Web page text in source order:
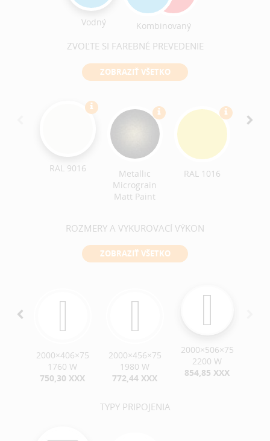
Vodný Kombinovaný
ZVOĽTE SI FAREBNÉ PREVEDENIE
ZOBRAZIŤ VŠETKO
RAL 9016
Metallic
Micrograin
Matt Paint
RAL 1016
ROZMERY A VYKUROVACÍ VÝKON
ZOBRAZIŤ VŠETKO
2000×406×75
1760 W
750,30 XXX
2000×456×75
1980 W
772,44 XXX
2000×506×75
2200 W
854,85 XXX
TYPY PRIPOJENIA